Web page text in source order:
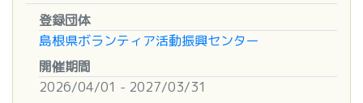
■受講費用
相談ください。
登録団体
島根県ボランティア活動振興センター
開催期間
2026/04/01 - 2027/03/31